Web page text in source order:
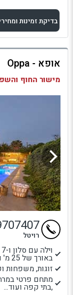
בדיקת זמינות
למתחם זה
בדיקת זמינות
אופא - Oppa
מישור החוף
באורך של 25 מ' ומפרט טכני עשיר
זוגות, משפחות
,בתי קפה ועוד...
רויטל